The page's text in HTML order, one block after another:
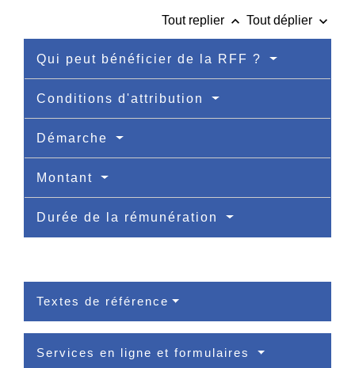
Tout replier keyboard_arrow_up Tout déplier keyboard_arrow_down
Qui peut bénéficier de la RFF ?
Conditions d'attribution
Démarche
Montant
Durée de la rémunération
Textes de référence
Services en ligne et formulaires